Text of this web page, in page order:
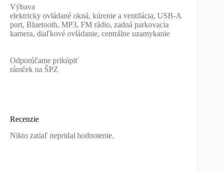
Výbava
elektricky ovládané okná, kúrenie a ventilácia, USB-A
port, Bluetooth, MP3, FM rádio, zadná parkovacia
kamera, diaľkové ovládanie, centrálne uzamykanie
Odporúčame prikúpiť
rámček na ŠPZ
Recenzie
Nikto zatiaľ nepridal hodnotenie.